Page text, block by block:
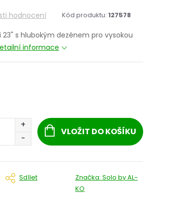
hodnocení Kód produktu: 127578
s hlubokým dezénem pro vysokou
informace
VLOŽIT DO KOŠÍKU
Sdílet Značka: Solo by AL-
KO